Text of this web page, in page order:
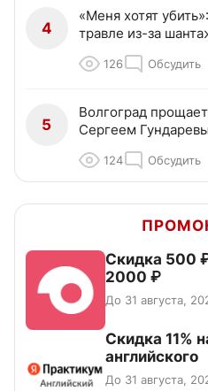
4
«Меня хотят
травле из-за
126 Обсудить
5
Волгоград
Сергеем
124 Обсудить
Скидка 500
2000 ₽
До 31 августа,
Скидка 11%
английского
До 31 августа,